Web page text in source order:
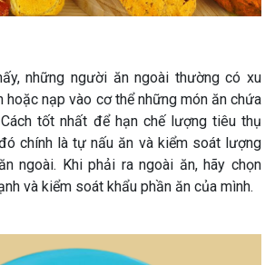
những người ăn ngoài thường có xu
hoặc nạp vào cơ thể những món ăn chứa
tốt nhất để hạn chế lượng tiêu thụ
chính là tự nấu ăn và kiểm soát lượng
ngoài. Khi phải ra ngoài ăn, hãy chọn
và kiểm soát khẩu phần ăn của mình.